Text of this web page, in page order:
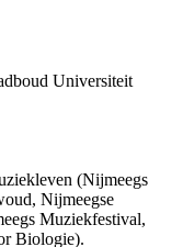
Universiteit
(Nijmeegs
Nijmeegse
Muziekfestival,
Biologie).